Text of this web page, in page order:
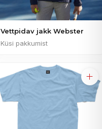
Vettpidav jakk Webster
Küsi pakkumist